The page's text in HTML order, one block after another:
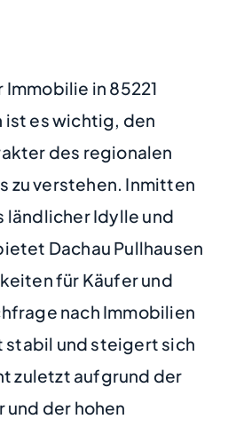
in 85221
ist es wichtig, den
des regionalen
zu verstehen. Inmitten
ländlicher Idylle und
Dachau Pullhausen
für Käufer und
nach Immobilien
stabil und steigert sich
zuletzt aufgrund der
der hohen